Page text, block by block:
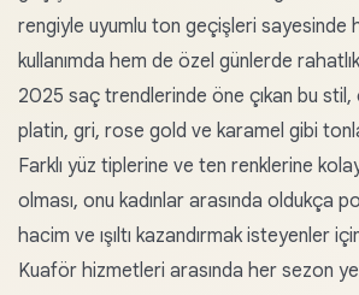
rengiyle uyumlu ton geçişleri sayesinde
kullanımda hem de özel günlerde
2025 saç trendlerinde öne çıkan bu stil,
platin, gri, rose gold ve karamel gibi
Farklı yüz tiplerine ve ten renklerine
olması, onu kadınlar arasında oldukça
hacim ve ışıltı kazandırmak isteyenler
Kuaför hizmetleri arasında her sezon